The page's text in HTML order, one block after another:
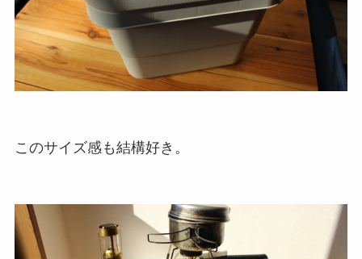
このサイズ感も結構好き。